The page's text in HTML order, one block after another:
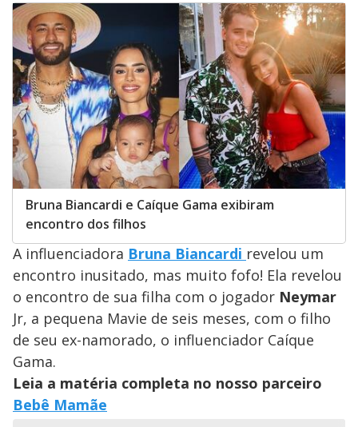
Bruna Biancardi e Caíque Gama exibiram
encontro dos filhos
A influenciadora Bruna Biancardi revelou um
encontro inusitado, mas muito fofo! Ela revelou
o encontro de sua filha com o jogador Neymar
Jr, a pequena Mavie de seis meses, com o filho
de seu ex-namorado, o influenciador Caíque
Gama.
Leia a matéria completa no nosso parceiro
Bebê Mamãe